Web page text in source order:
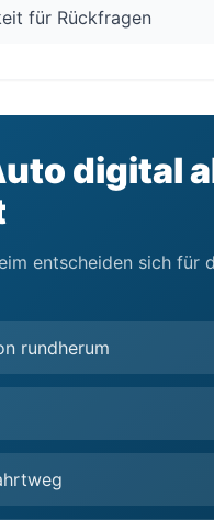
für Rückfragen
digital
entscheiden sich
rundherum